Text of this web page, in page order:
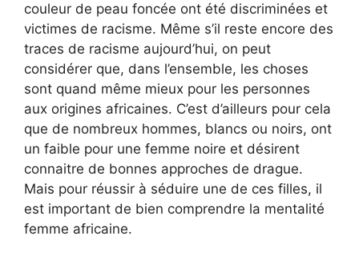
couleur de peau foncée ont été discriminées et
victimes de racisme. Même s’il reste encore des
traces de racisme aujourd’hui, on peut
considérer que, dans l’ensemble, les choses
sont quand même mieux pour les personnes
aux origines africaines. C’est d’ailleurs pour cela
que de nombreux hommes, blancs ou noirs, ont
un faible pour une femme noire et désirent
connaitre de bonnes approches de drague.
Mais pour réussir à séduire une de ces filles, il
est important de bien comprendre la mentalité
femme africaine.